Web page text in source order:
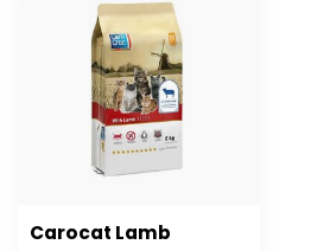
Carocat Lamb